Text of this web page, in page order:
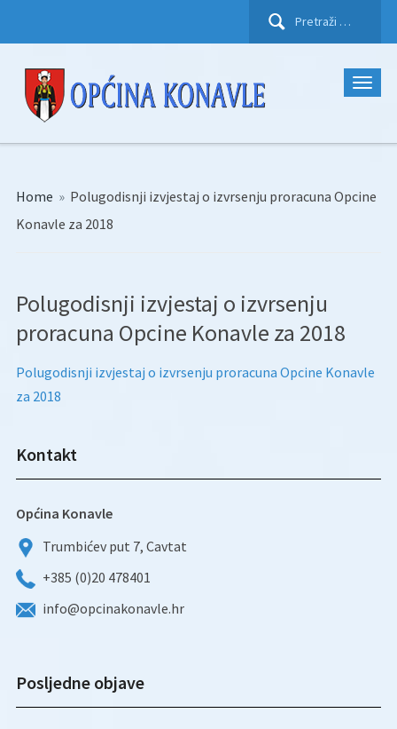
Pretraži:
Home » Polugodisnji izvjestaj o izvrsenju proracuna Opcine
Konavle za 2018
Polugodisnji izvjestaj o izvrsenju
proracuna Opcine Konavle za 2018
Polugodisnji izvjestaj o izvrsenju proracuna Opcine Konavle
za 2018
Kontakt
Općina Konavle
Trumbićev put 7, Cavtat
+385 (0)20 478401
info@opcinakonavle.hr
Posljedne objave